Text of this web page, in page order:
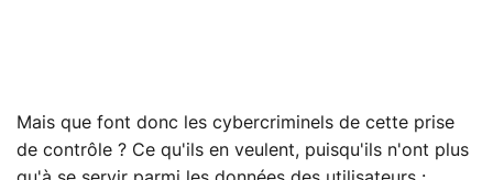
Mais que font donc les cybercriminels de cette prise
de contrôle ? Ce qu'ils en veulent, puisqu'ils n'ont plus